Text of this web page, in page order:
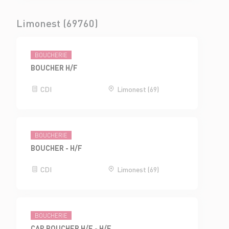
Limonest (69760)
BOUCHERIE
BOUCHER H/F
CDI Limonest (69)
BOUCHERIE
BOUCHER - H/F
CDI Limonest (69)
BOUCHERIE